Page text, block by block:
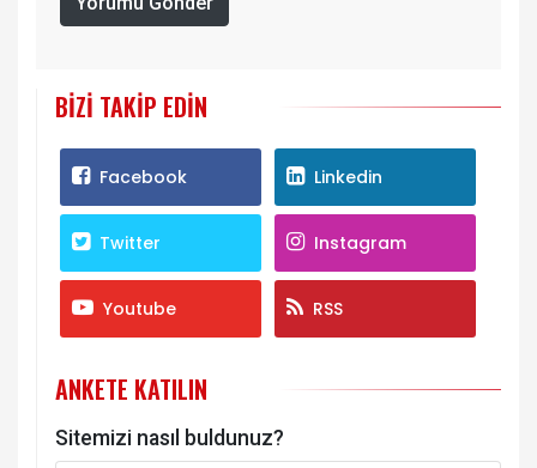
BIZI TAKIP EDIN
Facebook Linkedin
Twitter Instagram
Youtube RSS
ANKETE KATILIN
Sitemizi nasıl buldunuz?